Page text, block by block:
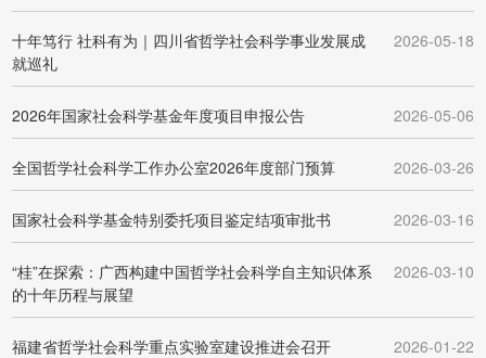
十年笃行 社科有为｜四川省哲学社会科学事业发展成
就巡礼
2026-05-18
2026年国家社会科学基金年度项目申报公告 2026-05-06
全国哲学社会科学工作办公室2026年度部门预算 2026-03-26
国家社会科学基金特别委托项目鉴定结项审批书 2026-03-16
“桂”在探索：广西构建中国哲学社会科学自主知识体系
的十年历程与展望
2026-03-10
福建省哲学社会科学重点实验室建设推进会召开 2026-01-22